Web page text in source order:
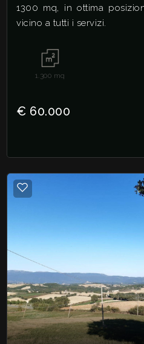
1300 mq, in ottima
vicino a tutti i servizi.
1.300 mq
€ 60.000